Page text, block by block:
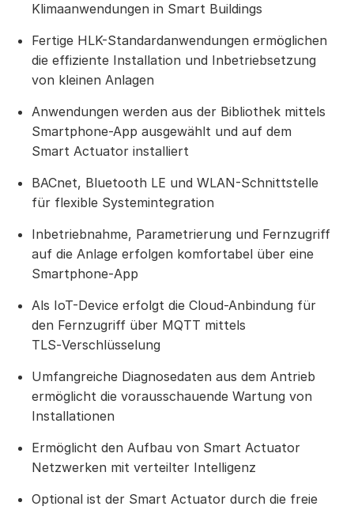
Klimaanwendungen in Smart Buildings
Fertige HLK-Standardanwendungen ermöglichen
die effiziente Installation und Inbetriebsetzung
von kleinen Anlagen
Anwendungen werden aus der Bibliothek mittels
Smartphone-App ausgewählt und auf dem
Smart Actuator installiert
BACnet, Bluetooth LE und WLAN-Schnittstelle
für flexible Systemintegration
Inbetriebnahme, Parametrierung und Fernzugriff
auf die Anlage erfolgen komfortabel über eine
Smartphone‑App
Als IoT-Device erfolgt die Cloud-Anbindung für
den Fernzugriff über MQTT mittels
TLS‑Verschlüsselung
Umfangreiche Diagnosedaten aus dem Antrieb
ermöglicht die vorausschauende Wartung von
Installationen
Ermöglicht den Aufbau von Smart Actuator
Netzwerken mit verteilter Intelligenz
Optional ist der Smart Actuator durch die freie